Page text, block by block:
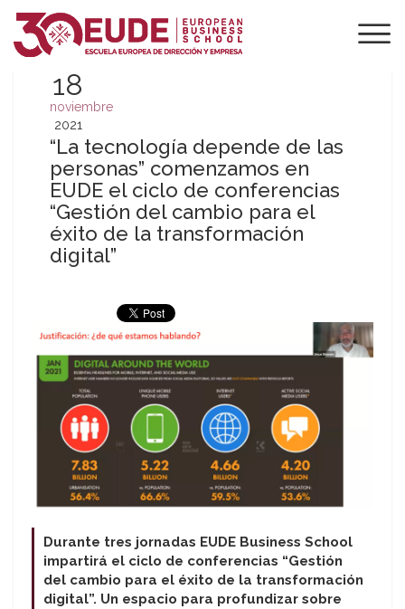
18
noviembre
2021
“La tecnología depende de las
personas” comenzamos en
EUDE el ciclo de conferencias
“Gestión del cambio para el
éxito de la transformación
digital”
Durante tres jornadas EUDE Business School
impartirá el ciclo de conferencias “Gestión
del cambio para el éxito de la transformación
digital”. Un espacio para profundizar sobre